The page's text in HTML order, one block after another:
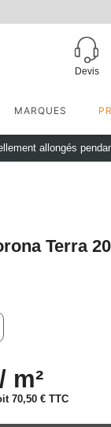
Devis
MARQUES
allongés
Terra
m²
70,50 € TTC